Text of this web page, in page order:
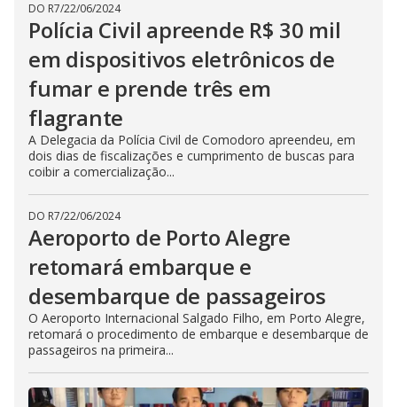
DO R7/22/06/2024
Polícia Civil apreende R$ 30 mil
em dispositivos eletrônicos de
fumar e prende três em
flagrante
A Delegacia da Polícia Civil de Comodoro apreendeu, em
dois dias de fiscalizações e cumprimento de buscas para
coibir a comercialização...
DO R7/22/06/2024
Aeroporto de Porto Alegre
retomará embarque e
desembarque de passageiros
O Aeroporto Internacional Salgado Filho, em Porto Alegre,
retomará o procedimento de embarque e desembarque de
passageiros na primeira...